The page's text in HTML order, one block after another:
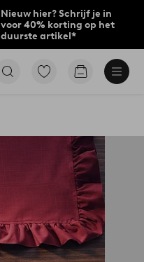
Nieuw hier? Schrijf je in
voor 40% korting op het
duurste artikel*
Ga
Go